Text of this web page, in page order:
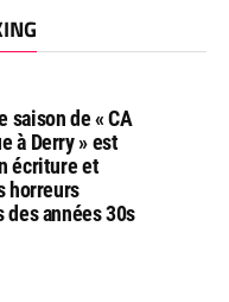
saison de « CA
à Derry » est
écriture et
horreurs
années 30s